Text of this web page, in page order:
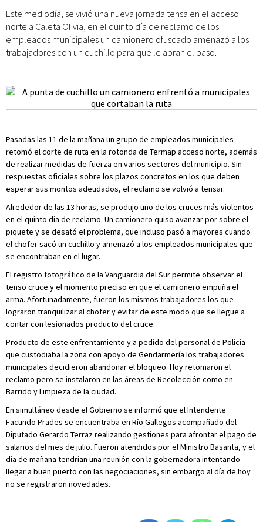
Este mediodía, se vivió una nueva jornada tensa en el acceso
norte a Caleta Olivia, en el quinto día de reclamo de los
empleados municipales un camionero ofuscado amenazó a los
trabajadores con un cuchillo para que le abran el paso.
Pasadas las 11 de la mañana un grupo de empleados municipales
retomó el corte de ruta en la rotonda de Termap acceso norte, además
de realizar medidas de fuerza en varios sectores del municipio. Sin
respuestas oficiales sobre los plazos concretos en los que deben
esperar sus montos adeudados, el reclamo se volvió a tensar.
Alrededor de las 13 horas, se produjo uno de los cruces más violentos
en el quinto día de reclamo. Un camionero quiso avanzar por sobre el
piquete y se desató el problema, que incluso pasó a mayores cuando
el chofer sacó un cuchillo y amenazó a los empleados municipales que
se encontraban en el lugar.
El registro fotográfico de la Vanguardia del Sur permite observar el
tenso cruce y el momento preciso en que el camionero empuña el
arma. Afortunadamente, fueron los mismos trabajadores los que
lograron tranquilizar al chofer y evitar de este modo que se llegue a
contar con lesionados producto del cruce.
Producto de este enfrentamiento y a pedido del personal de Policía
que custodiaba la zona con apoyo de Gendarmería los trabajadores
municipales decidieron abandonar el bloqueo. Hoy retomaron el
reclamo pero se instalaron en las áreas de Recolección como en
Barrido y Limpieza de la ciudad.
En simultáneo desde el Gobierno se informó que el Intendente
Facundo Prades se encuentraba en Río Gallegos acompañado del
Diputado Gerardo Terraz realizando gestiones para afrontar el pago de
salarios del mes de julio. Fueron atendidos por el Ministro Basanta, y el
día de mañana tendrían una reunión con la gobernadora intentando
llegar a buen puerto con las negociaciones, sin embargo al día de hoy
no se registraron novedades.